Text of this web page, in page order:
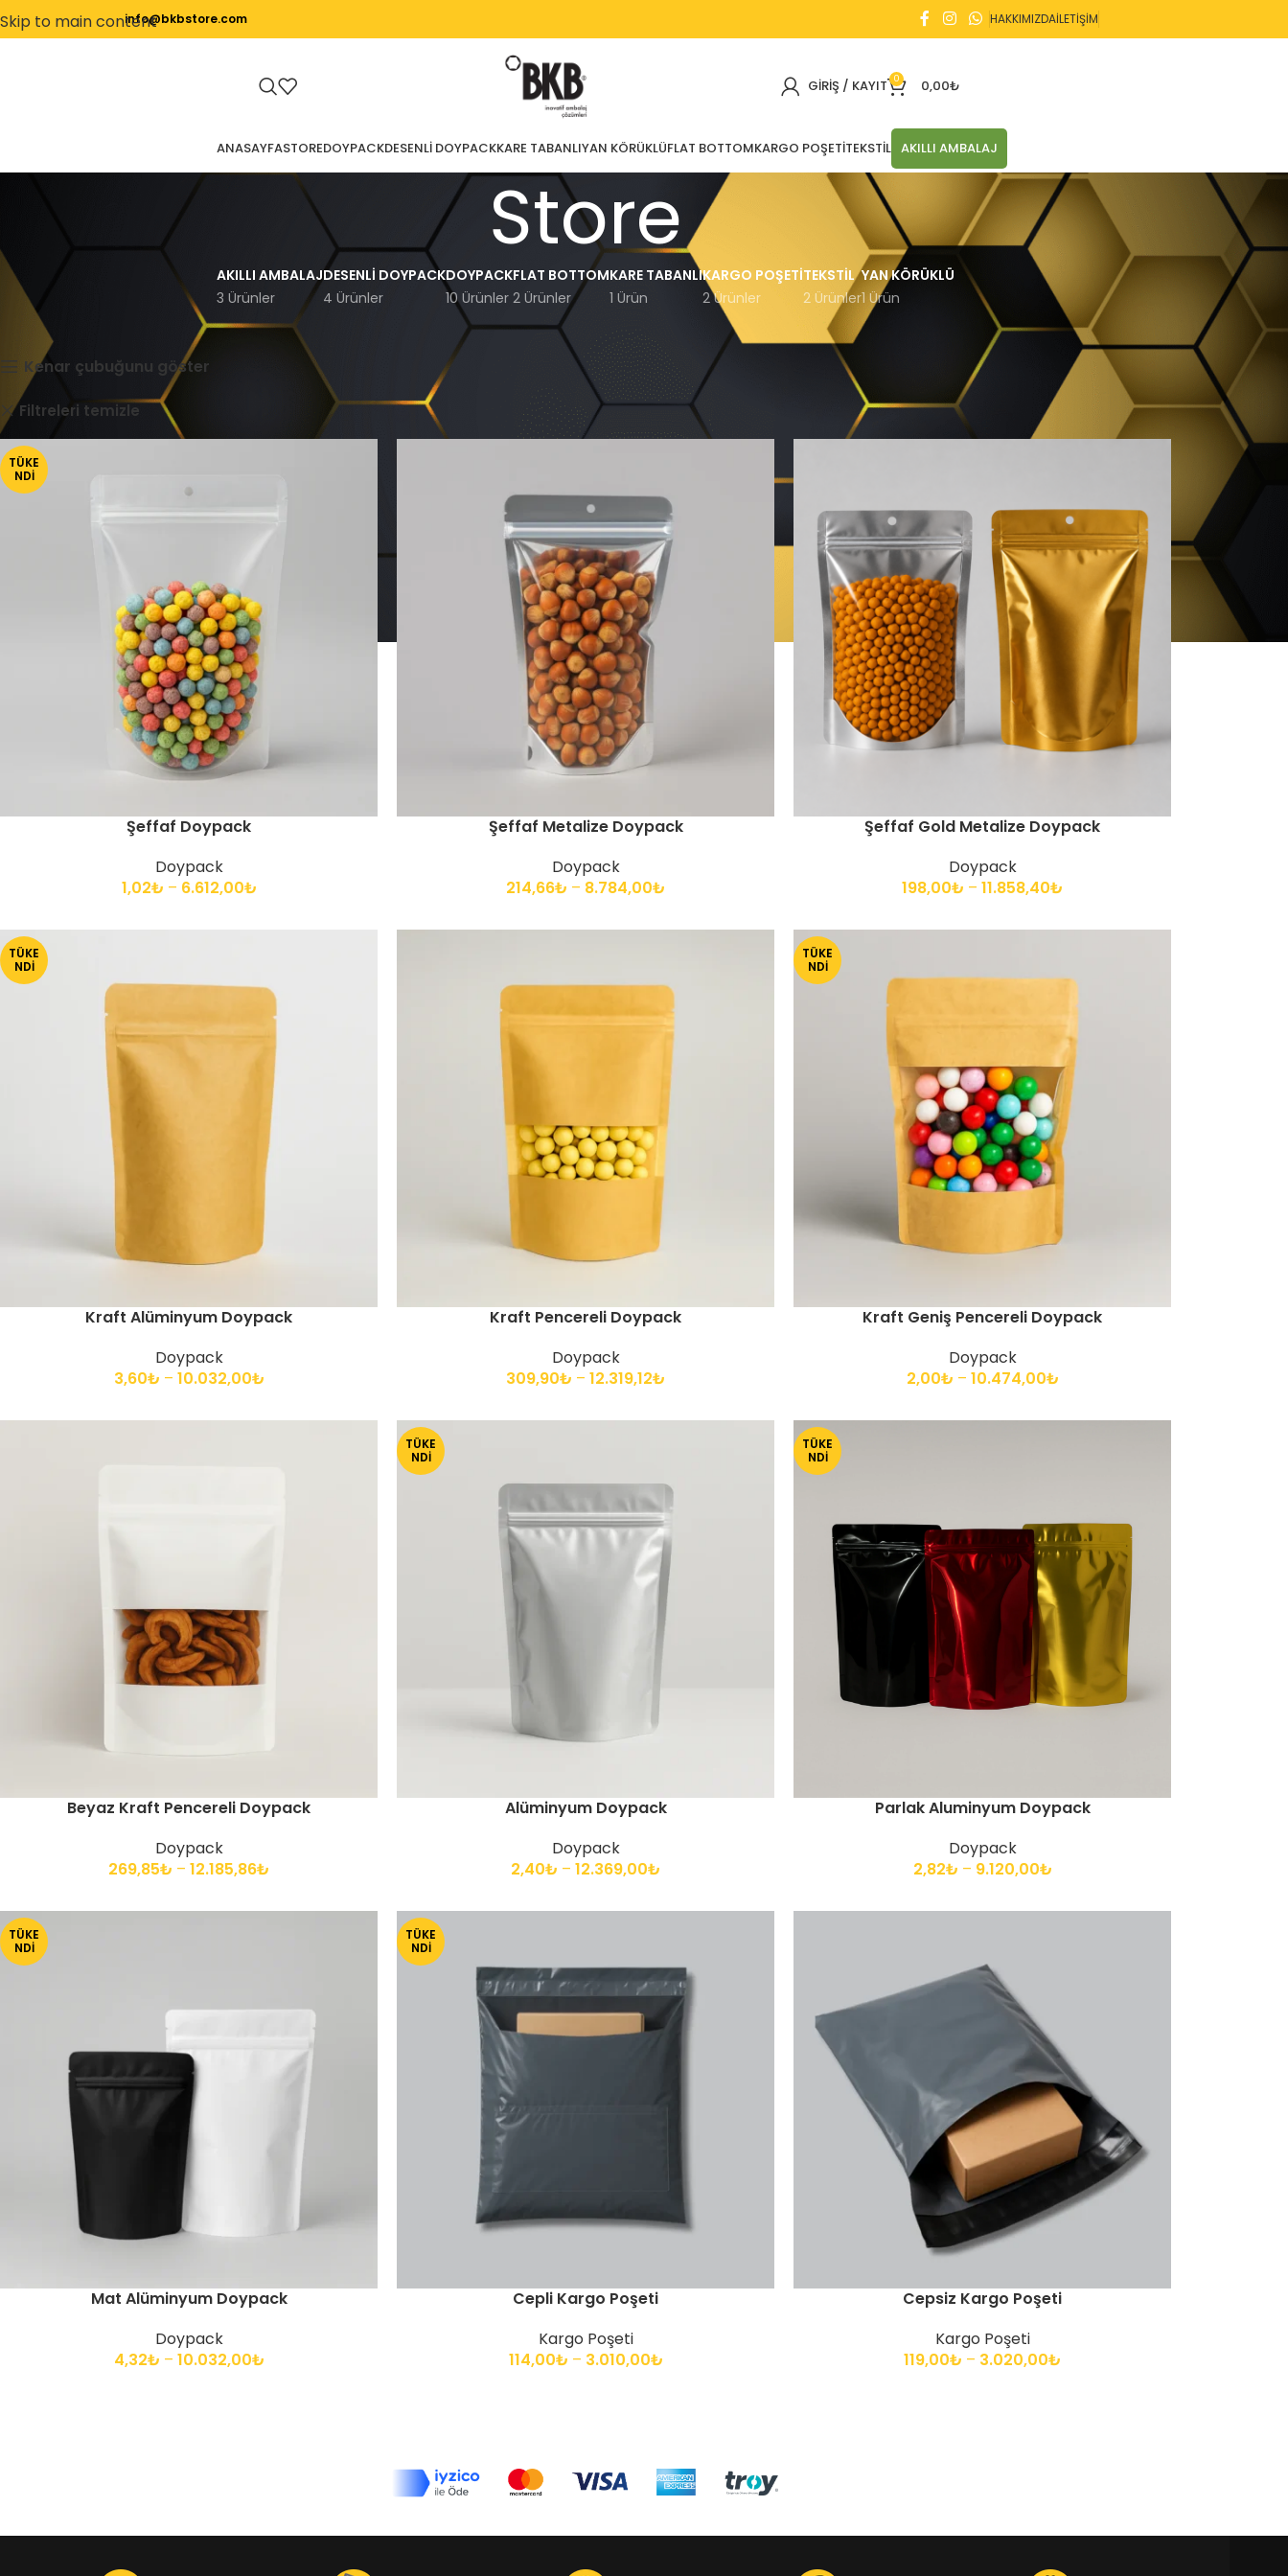
Skip to main contentinfo@bkbstore.com HAKKIMIZDAİLETİŞİM
GIRIŞ / KAYIT 0 0,00₺
ANASAYFASTOREDOYPACKDESENLI DOYPACKKARE TABANLIYAN KÖRÜKLÜFLAT BOTTOMKARGO POŞETITEKSTIL AKILLI AMBALAJ
Store
AKILLI AMBALAJ
3 Ürünler
DESENLI DOYPACK
4 Ürünler
DOYPACK
10 Ürünler
FLAT BOTTOM
2 Ürünler
KARE TABANLI
1 Ürün
KARGO POŞETI
2 Ürünler
TEKSTIL
2 Ürünler
YAN KÖRÜKLÜ
1 Ürün
Ana Sayfa
12 sonucun tümü gösteriliyor
Kenar çubuğunu göster
Göster
Filtreleri temizle Doypack
TÜKE
NDI
Şeffaf Doypack
Doypack
1,02₺ – 6.612,00₺
Şeffaf Metalize Doypack
Doypack
214,66₺ – 8.784,00₺
Şeffaf Gold Metalize Doypack
Doypack
198,00₺ – 11.858,40₺
TÜKE
NDI
Kraft Alüminyum Doypack
Doypack
3,60₺ – 10.032,00₺
Kraft Pencereli Doypack
Doypack
309,90₺ – 12.319,12₺
TÜKE
NDI
Kraft Geniş Pencereli Doypack
Doypack
2,00₺ – 10.474,00₺
Beyaz Kraft Pencereli Doypack
Doypack
269,85₺ – 12.185,86₺
TÜKE
NDI
Alüminyum Doypack
Doypack
2,40₺ – 12.369,00₺
TÜKE
NDI
Parlak Aluminyum Doypack
Doypack
2,82₺ – 9.120,00₺
TÜKE
NDI
Mat Alüminyum Doypack
Doypack
4,32₺ – 10.032,00₺
TÜKE
NDI
Cepli Kargo Poşeti
Kargo Poşeti
114,00₺ – 3.010,00₺
Cepsiz Kargo Poşeti
Kargo Poşeti
119,00₺ – 3.020,00₺